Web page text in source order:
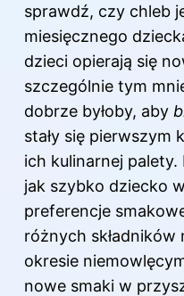
sprawdź, czy chleb
miesięcznego
dzieci opierają się
szczególnie tym
dobrze byłoby, aby
stały się pierwszym
ich kulinarnej
jak szybko dziecko
preferencje
różnych składników
okresie
nowe smaki w